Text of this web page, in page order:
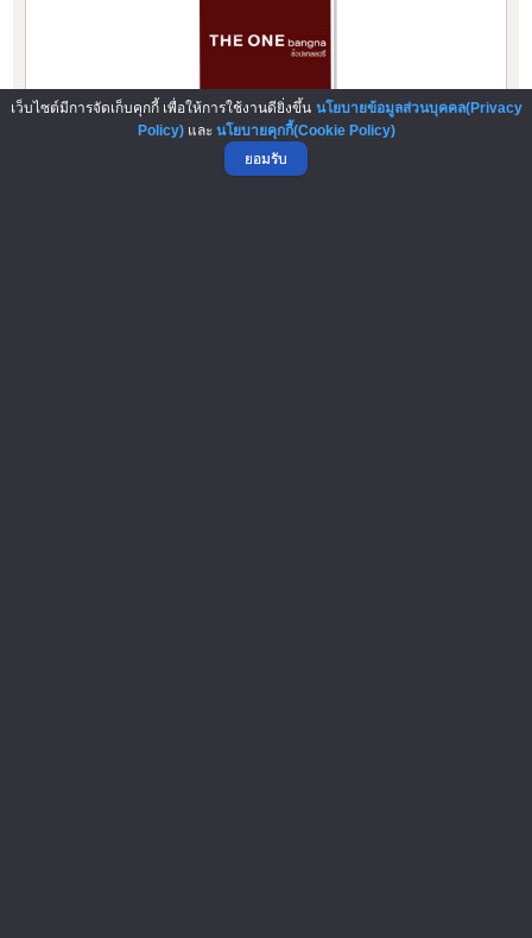
เดอะวัน บางนา ช้อปแกลลอรี่
เว็บไซต์มีการจัดเก็บคุกกี้ เพื่อให้การใช้งานดียิ่งขึ้น นโยบายข้อมูลส่วนบุคคล(Privacy
Policy)และ นโยบายคุกกี้(Cookie Policy)
ยอมรับ